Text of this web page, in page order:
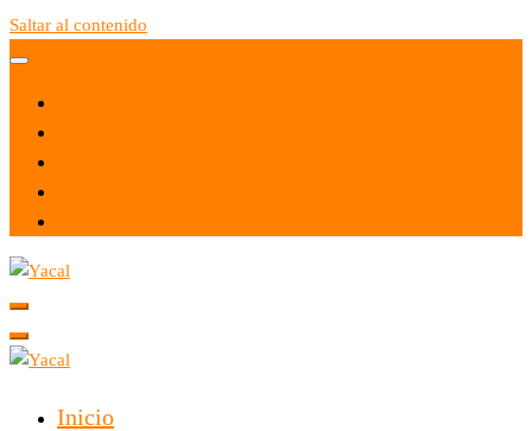
Saltar al contenido
Yacal micro hosting
Inicio